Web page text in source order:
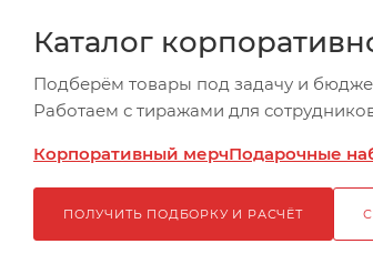
Каталог
Подберём товары под задачу и
Работаем с тиражами для
Корпоративный мерчПодарочные
ПОЛУЧИТЬ ПОДБОРКУ И РАСЧЁТ